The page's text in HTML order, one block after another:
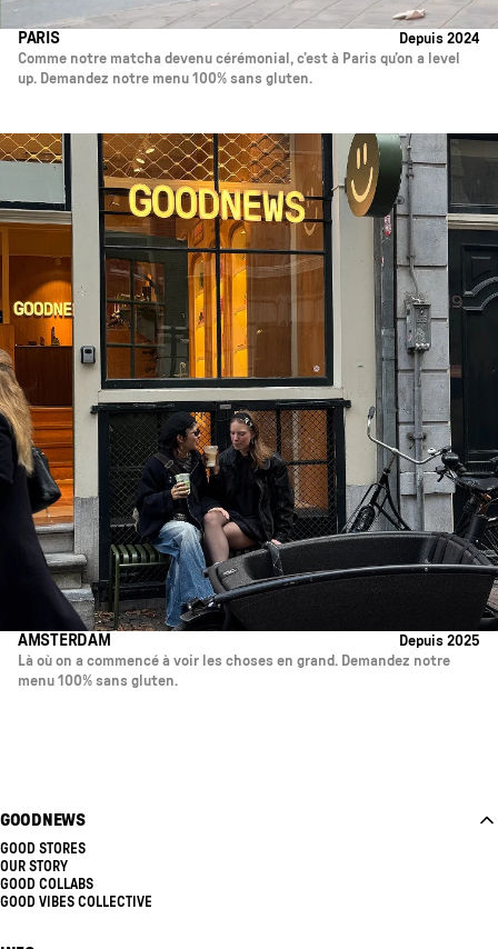
PARIS
Depuis 2024
Comme notre matcha devenu cérémonial, c’est à Paris qu’on a level
up. Demandez notre menu 100% sans gluten.
AMSTERDAM
Depuis 2025
Là où on a commencé à voir les choses en grand. Demandez notre
menu 100% sans gluten.
GOODNEWS
GOOD STORES
OUR STORY
GOOD COLLABS
GOOD VIBES COLLECTIVE